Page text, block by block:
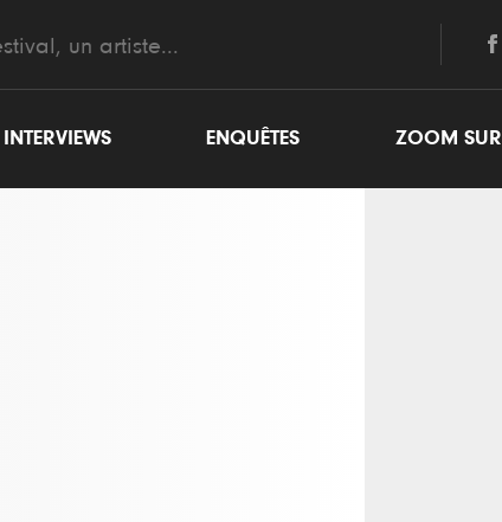
INTERVIEWS ENQUÊTES ZOOM SUR